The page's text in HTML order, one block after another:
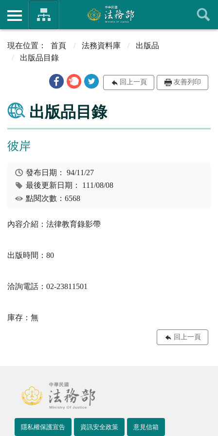
首頁 法務資料庫
出版品
出版品目錄
回上一頁 友善列印
出版品目錄
彼岸
發布日期：94/11/27
最後更新日期： 111/08/08
點閱次數：6568
內容介紹：法律教育錄影帶
出版時間：80
洽詢電話：02-23811501
庫存：無
回上一頁
隱私權保護宣告 資訊安全政策 意見信箱